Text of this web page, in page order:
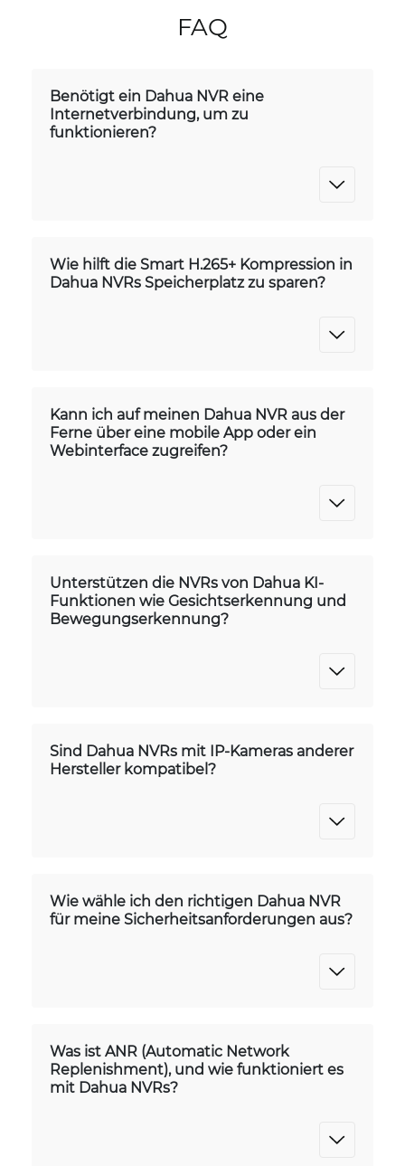
FAQ
Benötigt ein Dahua NVR eine
Internetverbindung, um zu
funktionieren?
Wie hilft die Smart H.265+ Kompression in
Dahua NVRs Speicherplatz zu sparen?
Kann ich auf meinen Dahua NVR aus der
Ferne über eine mobile App oder ein
Webinterface zugreifen?
Unterstützen die NVRs von Dahua KI-
Funktionen wie Gesichtserkennung und
Bewegungserkennung?
Sind Dahua NVRs mit IP-Kameras anderer
Hersteller kompatibel?
Wie wähle ich den richtigen Dahua NVR
für meine Sicherheitsanforderungen aus?
Was ist ANR (Automatic Network
Replenishment), und wie funktioniert es
mit Dahua NVRs?